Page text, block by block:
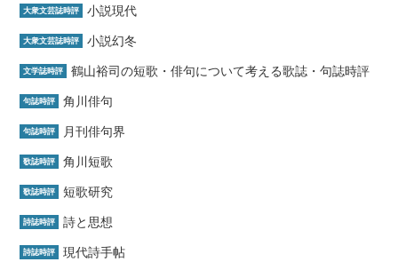
大衆文芸誌時評 小説現代
大衆文芸誌時評 小説幻冬
文学誌時評 鶴山裕司の短歌・俳句について考える歌誌・句誌時評
句誌時評 角川俳句
句誌時評 月刊俳句界
歌誌時評 角川短歌
歌誌時評 短歌研究
詩誌時評 詩と思想
詩誌時評 現代詩手帖